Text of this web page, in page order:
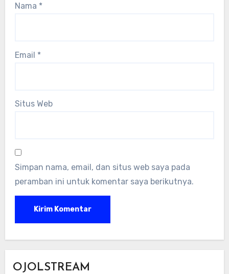
Nama *
Email *
Situs Web
Simpan nama, email, dan situs web saya pada
peramban ini untuk komentar saya berikutnya.
OJOLSTREAM